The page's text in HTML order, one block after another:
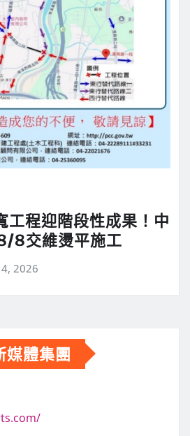
工程迎階段性成果！中
8交維燙平施工
2026
媒體集團